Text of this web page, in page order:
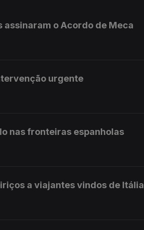
assinaram o Acordo de Meca
urgente
nas fronteiras espanholas
a viajantes vindos de Itália